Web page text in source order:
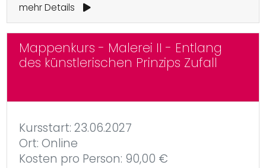
mehr Details
Mappenkurs - Malerei II - Entlang
des künstlerischen Prinzips Zufall
Kursstart: 23.06.2027
Ort: Online
Kosten pro Person: 90,00 €